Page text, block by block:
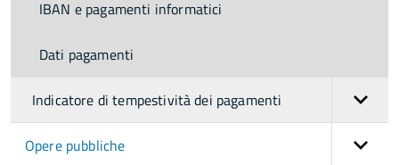
IBAN e pagamenti informatici
Dati pagamenti
Indicatore di tempestività dei pagamenti
Opere pubbliche